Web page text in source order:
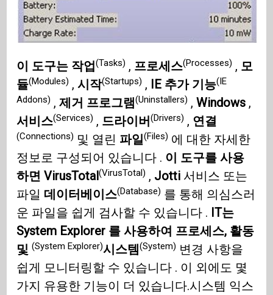
이 도구는 작업(Tasks) , 프로세스(Processes) , 모
듈(Modules) ,시작(Startups) , IE 추가 기능(IE
Addons) ,제거 프로그램(Uninstallers) ,Windows ,
서비스(Services) , 드라이버(Drivers) , 연결
(Connections) 및 열린 파일(Files) 에 대한 자세한
정보로 구성되어 있습니다 . 이 도구를 사용
하면 VirusTotal(VirusTotal) , Jotti 서비스 또는
파일 데이터베이스(Database) 를 통해 의심스러
운 파일을 쉽게 검사할 수 있습니다 . IT는
System Explorer 를 사용하여 프로세스, 활동
및(System Explorer)시스템(System) 변경 사항을
쉽게 모니터링할 수 있습니다 . 이 외에도 몇
가지 유용한 기능이 더 있습니다.시스템 익스